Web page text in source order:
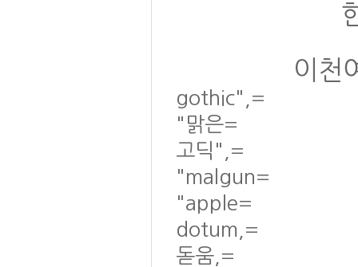
이천
gothic",=
"맑은=
고딕",=
"malgun=
"apple=
dotum,=
돋움,=